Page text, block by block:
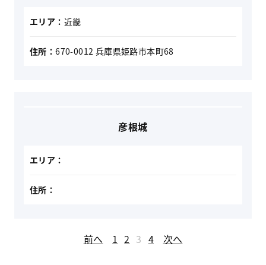
エリア： 近畿
住所：670-0012 兵庫県姫路市本町68
彦根城
エリア：
住所：
投
前へ 1 2 3 4 次へ